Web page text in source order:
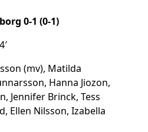
0-1 (0-1)
(mv), Matilda
Hanna Jiozon,
Jennifer Brinck, Tess
Ellen Nilsson, Izabella